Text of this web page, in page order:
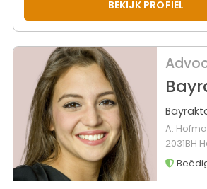
BEKIJK PROFIEL
A.
2031BH